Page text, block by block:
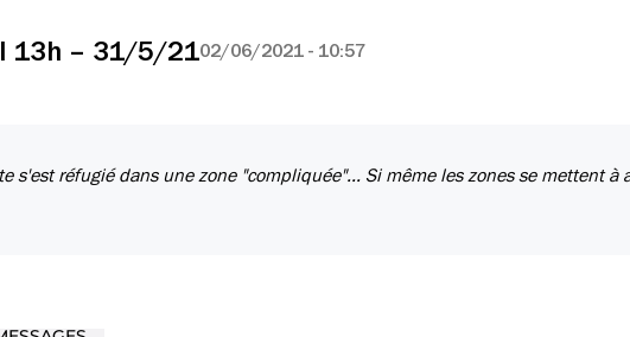
13h – 31/5/2102/06/2021 - 10:57
s'est réfugié dans une zone "compliquée"... Si même les zones se mettent à